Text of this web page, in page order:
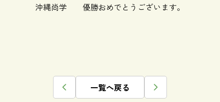
沖縄尚学 優勝おめでとうございます。
一覧へ戻る